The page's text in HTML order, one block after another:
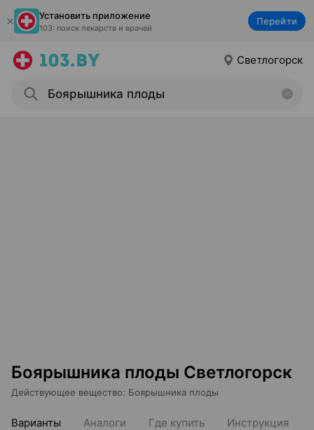
Установить приложение
103: поиск лекарств и врачей
Перейти
Светлогорск
Боярышника плоды Светлогорск
Действующее вещество: Боярышника плоды
Варианты Аналоги Где купить Инструкция